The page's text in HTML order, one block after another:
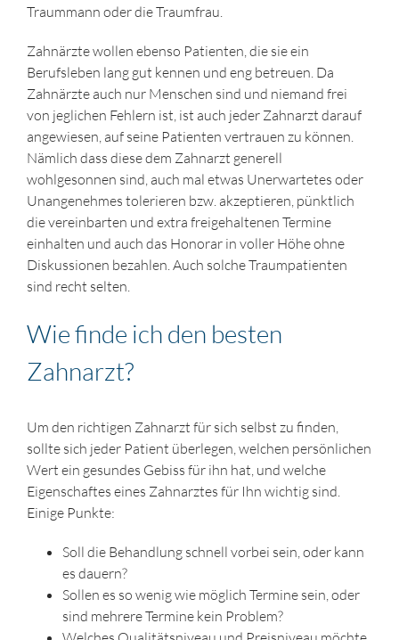
Traummann oder die Traumfrau.
Zahnärzte wollen ebenso Patienten, die sie ein
Berufsleben lang gut kennen und eng betreuen. Da
Zahnärzte auch nur Menschen sind und niemand frei
von jeglichen Fehlern ist, ist auch jeder Zahnarzt darauf
angewiesen, auf seine Patienten vertrauen zu können.
Nämlich dass diese dem Zahnarzt generell
wohlgesonnen sind, auch mal etwas Unerwartetes oder
Unangenehmes tolerieren bzw. akzeptieren, pünktlich
die vereinbarten und extra freigehaltenen Termine
einhalten und auch das Honorar in voller Höhe ohne
Diskussionen bezahlen. Auch solche Traumpatienten
sind recht selten.
Wie finde ich den besten
Zahnarzt?
Um den richtigen Zahnarzt für sich selbst zu finden,
sollte sich jeder Patient überlegen, welchen persönlichen
Wert ein gesundes Gebiss für ihn hat, und welche
Eigenschaftes eines Zahnarztes für Ihn wichtig sind.
Einige Punkte:
Soll die Behandlung schnell vorbei sein, oder kann
es dauern?
Sollen es so wenig wie möglich Termine sein, oder
sind mehrere Termine kein Problem?